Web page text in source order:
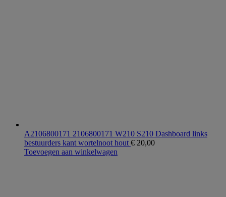
A2106800171 2106800171 W210 S210 Dashboard links
bestuurders kant wortelnoot hout € 20,00
Toevoegen aan winkelwagen